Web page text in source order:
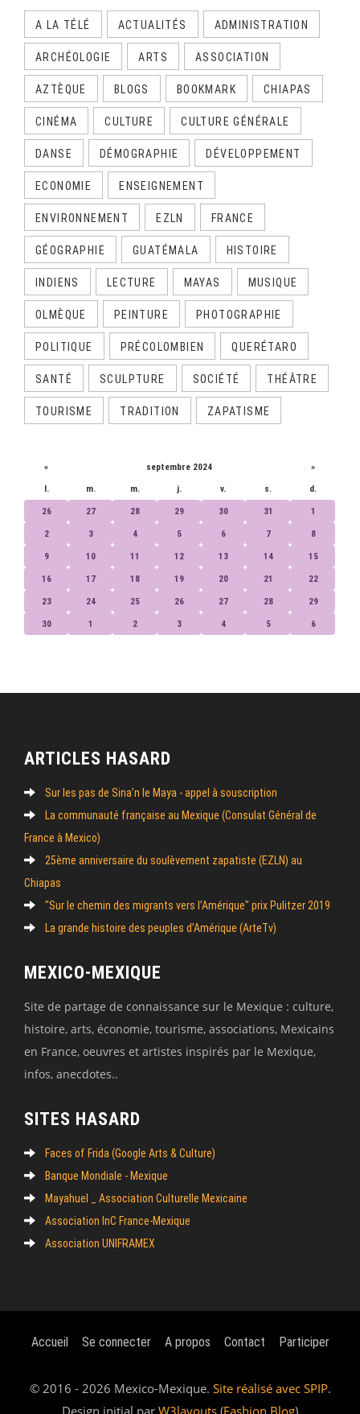
A LA TÉLÉ ACTUALITÉS ADMINISTRATION
ARCHÉOLOGIE ARTS ASSOCIATION
AZTÈQUE BLOGS BOOKMARK CHIAPAS
CINÉMA CULTURE CULTURE GÉNÉRALE
DANSE DÉMOGRAPHIE DÉVELOPPEMENT
ECONOMIE ENSEIGNEMENT
ENVIRONNEMENT EZLN FRANCE
GÉOGRAPHIE GUATÉMALA HISTOIRE
INDIENS LECTURE MAYAS MUSIQUE
OLMÈQUE PEINTURE PHOTOGRAPHIE
POLITIQUE PRÉCOLOMBIEN QUERÉTARO
SANTÉ SCULPTURE SOCIÉTÉ THÉÂTRE
TOURISME TRADITION ZAPATISME
« septembre 2024 »
l. m. m. j. v. s. d.
26 27 28 29 30 31 1
2 3 4 5 6 7 8
9 10 11 12 13 14 15
16 17 18 19 20 21 22
23 24 25 26 27 28 29
30 1 2 3 4 5 6
ARTICLES HASARD
Sur les pas de Sina’n le Maya - appel à souscription
La communauté française au Mexique (Consulat Général de
France à Mexico)
25ème anniversaire du soulèvement zapatiste (EZLN) au
Chiapas
"Sur le chemin des migrants vers l’Amérique" prix Pulitzer 2019
La grande histoire des peuples d’Amérique (ArteTv)
MEXICO-MEXIQUE
Site de partage de connaissance sur le Mexique : culture,
histoire, arts, économie, tourisme, associations, Mexicains
en France, oeuvres et artistes inspirés par le Mexique,
infos, anecdotes..
SITES HASARD
Faces of Frida (Google Arts & Culture)
Banque Mondiale - Mexique
Mayahuel _ Association Culturelle Mexicaine
Association InC France-Mexique
Association UNIFRAMEX
Accueil Se connecter A propos Contact Participer
© 2016 - 2026 Mexico-Mexique. Site réalisé avec SPIP.